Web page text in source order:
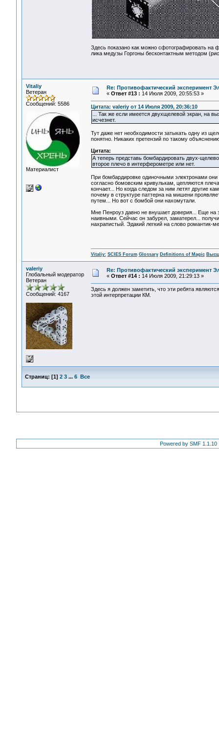
Здесь показано как можно сфотографировать на
лика медузы Горгоны бесконтактным методом
Vitaliy
Ветеран
Сообщений: 5586
Материалист
Re: Противофактический эксперимент
« Ответ #13 : 14 Июля 2009, 20:55:53 »
Цитата: valeriy от 14 Июля 2009, 20:36:10
... Так же если имеется двухщелевой экран, на
исчезнет.
Тут даже нет необходимости затыкать одну из
понятно. Никаких претензий по такому
Цитата:
А теперь представь бомбардировать двух-
второе плечо в интерферометре или нет.
При бомбардировке одиночными электронами
согласно бомовским кривулькам, цепляются
кончает... Но когда следом за ним летят другие
почему в структуре паттерна на мишени
путем... Но вот с бомбой они нахомутали.
Мне Пенроуз давно не внушает доверия... Еще на
наивными. Сейчас он забурел, заматерел...
нахрапистый. Эдакий легкий на слово романтик-
Vitaliy: SCIES Forum Glossary Definitions of Magic
valeriy
Глобальный модератор
Ветеран
Сообщений: 4167
Re: Противофактический эксперимент
« Ответ #14 : 14 Июля 2009, 21:29:13 »
Здесь я должен заметить, что эти ребята
этой интерпретации КМ.
Страниц: [1] 2 3 ... 6 Все
Powered by SMF 1.1.10